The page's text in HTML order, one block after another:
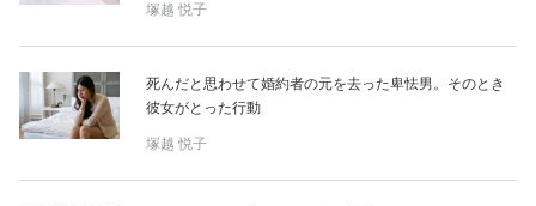
グルメ
トラベル
塚越 悦子
死んだと思わせて婚約者の元を去った卑怯男。そのとき
彼女がとった行動
塚越 悦子